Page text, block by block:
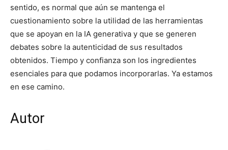
sentido, es normal que aún se mantenga el
cuestionamiento sobre la utilidad de las herramientas
que se apoyan en la IA generativa y que se generen
debates sobre la autenticidad de sus resultados
obtenidos. Tiempo y confianza son los ingredientes
esenciales para que podamos incorporarlas. Ya estamos
en ese camino.
Autor